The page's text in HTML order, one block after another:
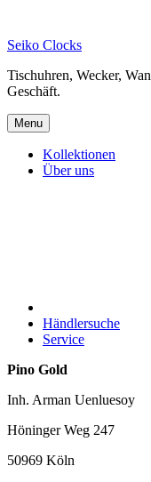
content
Seiko Clocks
Tischuhren, Wecker,
Geschäft.
Menu
Kollektionen
Über uns
Händlersuche
Service
Pino Gold
Inh. Arman Uenluesoy
Höninger Weg 247
50969 Köln